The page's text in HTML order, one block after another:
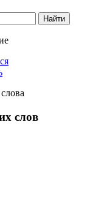
Найти
слов